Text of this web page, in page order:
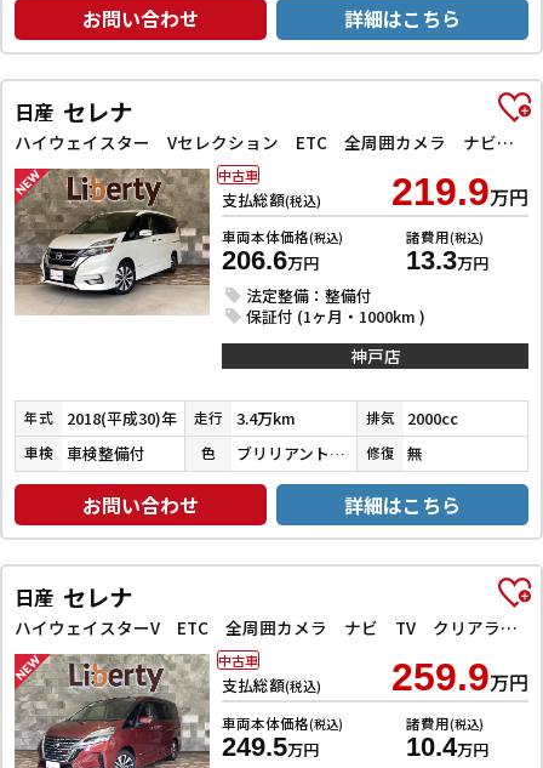
お問い合わせ 詳細はこちら
日産 セレナ
ハイウェイスター Vセレクション ETC 全周囲カメラ ナビ TV クリアランスソナー オートクルーズコントロール パークアシスト 衝突被害軽減システム 両側電動スライドドア オートライト LEDヘッドランプ
支払総額(税込) 219.9万円
車両本体価格(税込)
206.6万円
諸費用(税込)
13.3万円
法定整備：整備付
保証付 (1ヶ月・1000km )
中古車
神戸店
年式 2018(平成30)年 走行 3.4万km 排気 2000cc
車検 車検整備付 色 ブリリアントホワイトパール３コートパール 修復 無
お問い合わせ 詳細はこちら
日産 セレナ
ハイウェイスターV ETC 全周囲カメラ ナビ TV クリアランスソナー オートクルーズコントロール 衝突被害軽減システム 両側電動スライドドア オートライト LEDヘッドランプ スマートキー
支払総額(税込) 259.9万円
車両本体価格(税込)
249.5万円
諸費用(税込)
10.4万円
中古車